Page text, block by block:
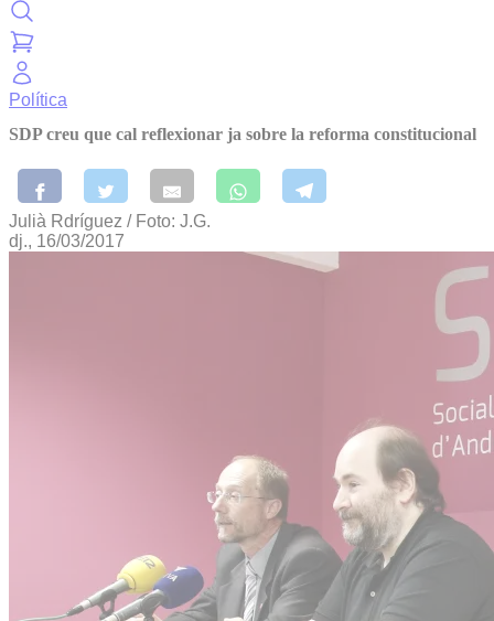
Política
SDP creu que cal reflexionar ja sobre la reforma constitucional
Julià Rdríguez / Foto: J.G.
dj., 16/03/2017